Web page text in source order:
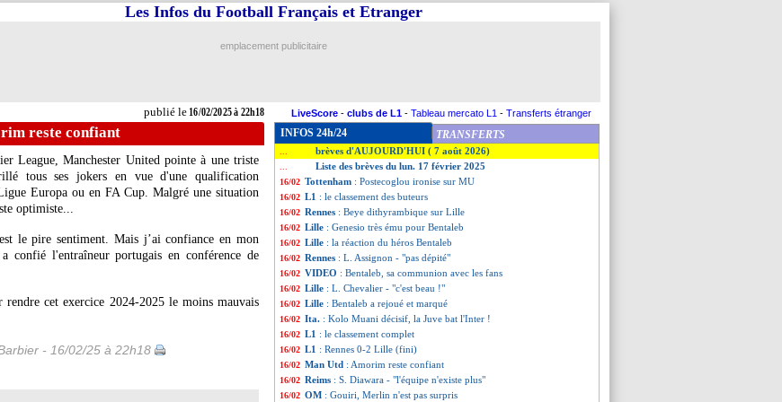
publié le16/02/2025 à 22h18
Les Infos du Football Français et Etranger
emplacement publicitaire
LiveScore - clubs de L1 - Tableau mercato L1 - Transferts étranger
reste confiant
League, Manchester United pointe à une triste
tous ses jokers en vue d'une qualification
Europa ou en FA Cup. Malgré une situation
optimiste...
le pire sentiment. Mais j’ai confiance en mon
confié l'entraîneur portugais en conférence de
cet exercice 2024-2025 le moins mauvais
- 16/02/25 à 22h18
INFOS 24h/24 TRANSFERTS
brèves d'AUJOURD'HUI ( 7 août 2026)
Liste des brèves du lun. 17 février 2025
16/02 Tottenham : Postecoglou ironise sur MU
16/02 L1 : le classement des buteurs
16/02 Rennes : Beye dithyrambique sur Lille
16/02 Lille : Genesio très ému pour Bentaleb
16/02 Lille : la réaction du héros Bentaleb
16/02 Rennes : L. Assignon - "pas dépité"
16/02 VIDEO : Bentaleb, sa communion avec les fans
16/02 Lille : L. Chevalier - "c'est beau !"
16/02 Lille : Bentaleb a rejoué et marqué
16/02 Ita. : Kolo Muani décisif, la Juve bat l'Inter !
16/02 L1 : le classement complet
16/02 L1 : Rennes 0-2 Lille (fini)
16/02 Man Utd : Amorim reste confiant
16/02 Reims : S. Diawara - "l'équipe n'existe plus"
16/02 OM : Gouiri, Merlin n'est pas surpris